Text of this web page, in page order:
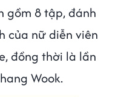
gồm 8 tập, đánh
của nữ diễn viên
đồng thời là lần
Wook.